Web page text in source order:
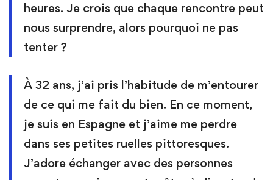
heures. Je crois que chaque rencontre peut
nous surprendre, alors pourquoi ne pas
tenter ?
À 32 ans, j’ai pris l’habitude de m’entourer
de ce qui me fait du bien. En ce moment,
je suis en Espagne et j’aime me perdre
dans ses petites ruelles pittoresques.
J’adore échanger avec des personnes